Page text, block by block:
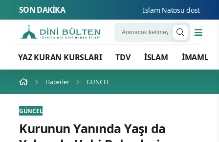
SON DAKİKA İslam Natosu dosta güven
YAZ KURAN KURSLARI TDV İSLAM İMAMLAR
Haberler GÜNCEL
GÜNCEL
Kurunun Yanında Yaşı da